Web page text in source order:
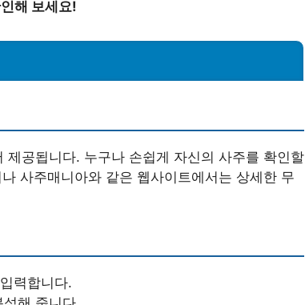
해 보세요!
공됩니다. 누구나 손쉽게 자신의 사주를 확인할
사주매니아와 같은 웹사이트에서는 상세한 무
력합니다.